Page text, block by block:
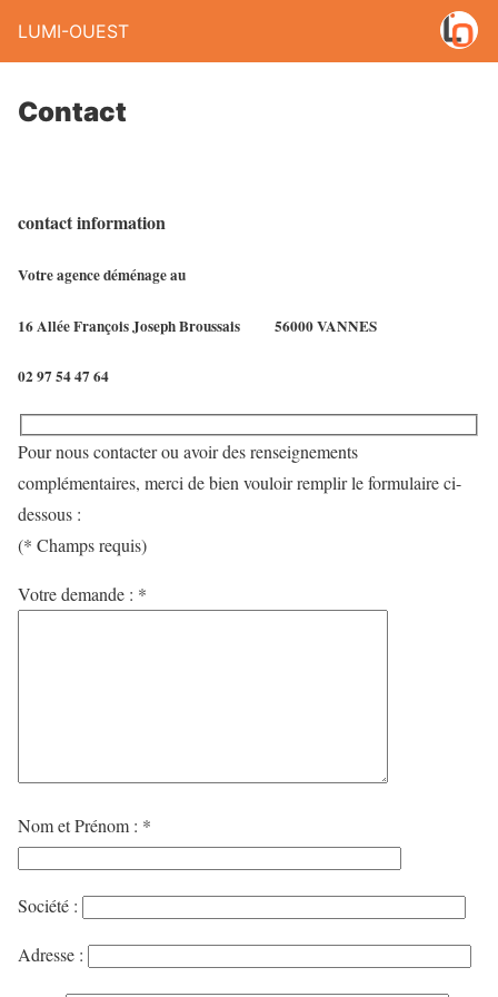
LUMI-OUEST
Contact
contact information
Votre agence déménage au
16 Allée François Joseph Broussais 56000 VANNES
02 97 54 47 64
Pour nous contacter ou avoir des renseignements
complémentaires, merci de bien vouloir remplir le formulaire ci-
dessous :
(* Champs requis)
Votre demande : *
Nom et Prénom : *
Société :
Adresse :